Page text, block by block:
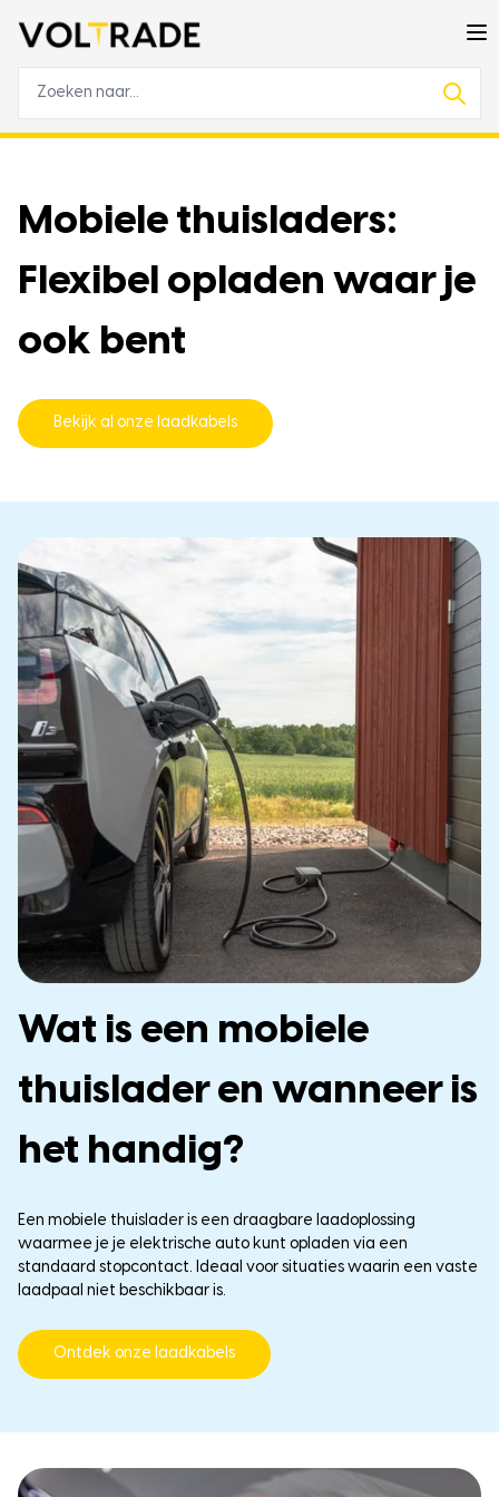
Mobiele thuisladers:
Flexibel opladen waar je
ook bent
Bekijk al onze laadkabels
Wat is een mobiele
thuislader en wanneer is
het handig?
Een mobiele thuislader is een draagbare laadoplossing
waarmee je je elektrische auto kunt opladen via een
standaard stopcontact. Ideaal voor situaties waarin een vaste
laadpaal niet beschikbaar is.
Ontdek onze laadkabels